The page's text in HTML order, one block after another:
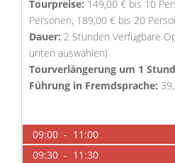
Tourpreise: 149,00 € bis 10
Personen, 189,00 € bis 20
Dauer: 2 Stunden Verfügbare
unten auswählen)
Tourverlängerung um 1
Führung in Fremdsprache:
09:00 - 11:00
09:30 - 11:30